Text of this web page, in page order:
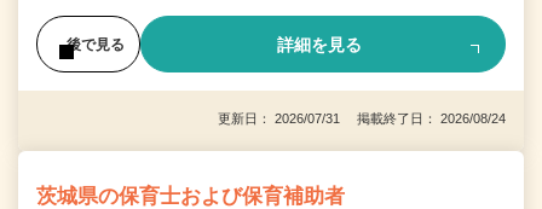
後で見る 詳細を見る
更新日： 2026/07/31 掲載終了日： 2026/08/24
茨城県の保育士および保育補助者